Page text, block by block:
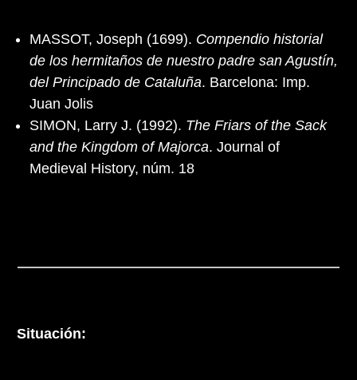
MASSOT, Joseph (1699). Compendio historial
de los hermitaños de nuestro padre san Agustín,
del Principado de Cataluña. Barcelona: Imp.
Juan Jolis
SIMON, Larry J. (1992). The Friars of the Sack
and the Kingdom of Majorca. Journal of
Medieval History, núm. 18
Situación: